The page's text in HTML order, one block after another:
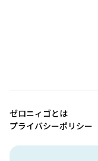
ゼロニィゴとは
プライバシーポリシー